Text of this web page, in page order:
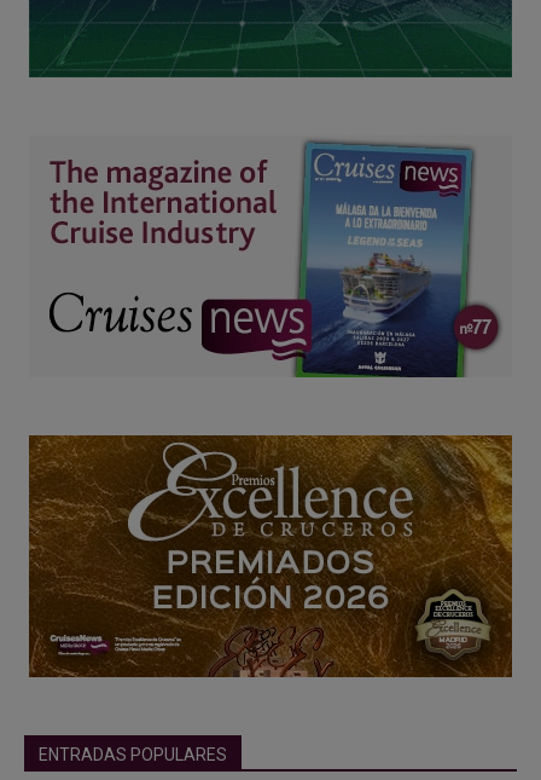
ENTRADAS POPULARES